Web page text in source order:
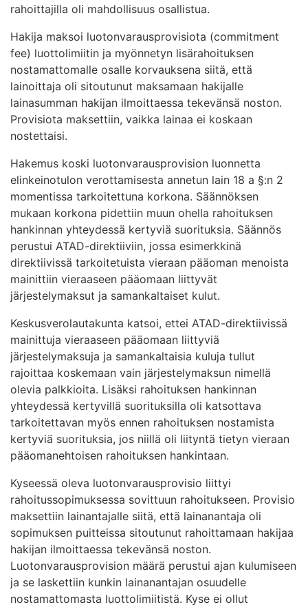
rahoittajilla oli mahdollisuus osallistua.
Hakija maksoi luotonvarausprovisiota (commitment
fee) luottolimiitin ja myönnetyn lisärahoituksen
nostamattomalle osalle korvauksena siitä, että
lainoittaja oli sitoutunut maksamaan hakijalle
lainasumman hakijan ilmoittaessa tekevänsä noston.
Provisiota maksettiin, vaikka lainaa ei koskaan
nostettaisi.
Hakemus koski luotonvarausprovision luonnetta
elinkeinotulon verottamisesta annetun lain 18 a §:n 2
momentissa tarkoitettuna korkona. Säännöksen
mukaan korkona pidettiin muun ohella rahoituksen
hankinnan yhteydessä kertyviä suorituksia. Säännös
perustui ATAD-direktiiviin, jossa esimerkkinä
direktiivissä tarkoitetuista vieraan pääoman menoista
mainittiin vieraaseen pääomaan liittyvät
järjestelymaksut ja samankaltaiset kulut.
Keskusverolautakunta katsoi, ettei ATAD-direktiivissä
mainittuja vieraaseen pääomaan liittyviä
järjestelymaksuja ja samankaltaisia kuluja tullut
rajoittaa koskemaan vain järjestelymaksun nimellä
olevia palkkioita. Lisäksi rahoituksen hankinnan
yhteydessä kertyvillä suorituksilla oli katsottava
tarkoitettavan myös ennen rahoituksen nostamista
kertyviä suorituksia, jos niillä oli liityntä tietyn vieraan
pääomanehtoisen rahoituksen hankintaan.
Kyseessä oleva luotonvarausprovisio liittyi
rahoitussopimuksessa sovittuun rahoitukseen. Provisio
maksettiin lainantajalle siitä, että lainanantaja oli
sopimuksen puitteissa sitoutunut rahoittamaan hakijaa
hakijan ilmoittaessa tekevänsä noston.
Luotonvarausprovision määrä perustui ajan kulumiseen
ja se laskettiin kunkin lainanantajan osuudelle
nostamattomasta luottolimiitistä. Kyse ei ollut